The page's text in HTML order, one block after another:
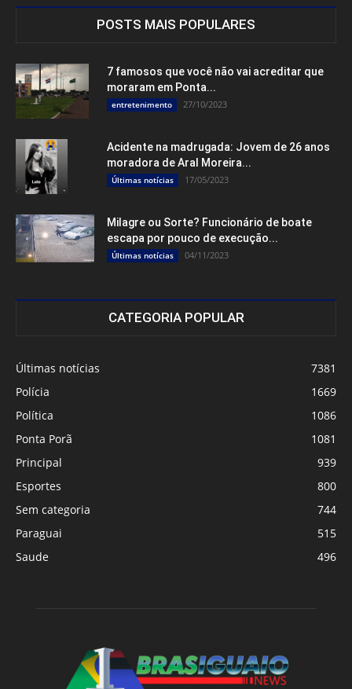
POSTS MAIS POPULARES
7 famosos que você não vai acreditar que
moraram em Ponta...
entretenimento 27/10/2023
Acidente na madrugada: Jovem de 26 anos
moradora de Aral Moreira...
Últimas notícias 17/05/2023
Milagre ou Sorte? Funcionário de boate
escapa por pouco de execução...
Últimas notícias 04/11/2023
CATEGORIA POPULAR
Últimas notícias
7381
Polícia
1669
Política
1086
Ponta Porã
1081
Principal
939
Esportes
800
Sem categoria
744
Paraguai
515
Saude
496